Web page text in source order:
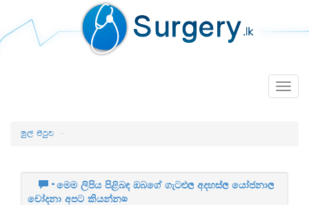
uq,a msgqj
මෙම ලිපිය පිළිබඳ ඔබගේ ගැටළු, අදහස්, යෝජනා,
චෝදනා අපට කියන්න.